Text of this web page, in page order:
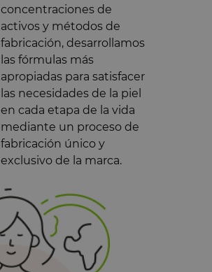
concentraciones de
activos y métodos de
fabricación, desarrollamos
las fórmulas más
apropiadas para satisfacer
las necesidades de la piel
en cada etapa de la vida
mediante un proceso de
fabricación único y
exclusivo de la marca.